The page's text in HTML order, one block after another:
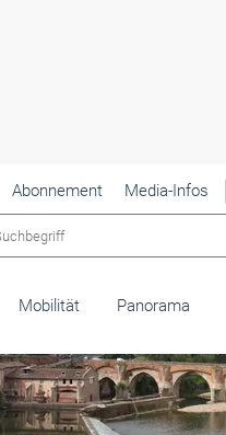
Abonnement
Media-Infos
Mobilität Panorama